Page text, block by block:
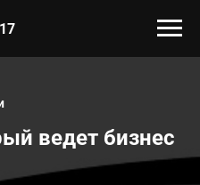
ведет бизнес